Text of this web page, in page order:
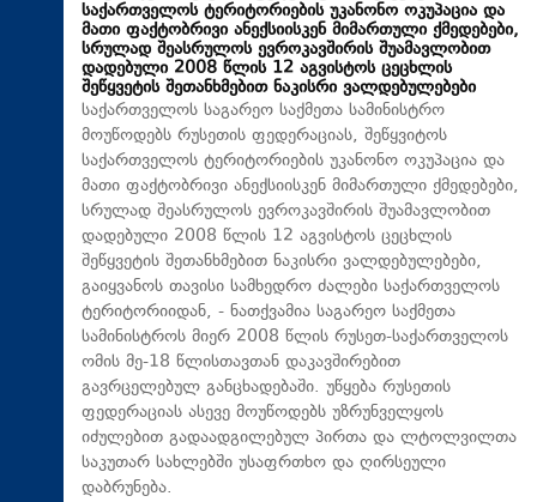
საქართველოს ტერიტორიების უკანონო ოკუპაცია და
მათი ფაქტობრივი ანექსიისკენ მიმართული ქმედებები,
სრულად შეასრულოს ევროკავშირის შუამავლობით
დადებული 2008 წლის 12 აგვისტოს ცეცხლის
შეწყვეტის შეთანხმებით ნაკისრი ვალდებულებები
საქართველოს საგარეო საქმეთა სამინისტრო
მოუწოდებს რუსეთის ფედერაციას, შეწყვიტოს
საქართველოს ტერიტორიების უკანონო ოკუპაცია და
მათი ფაქტობრივი ანექსიისკენ მიმართული ქმედებები,
სრულად შეასრულოს ევროკავშირის შუამავლობით
დადებული 2008 წლის 12 აგვისტოს ცეცხლის
შეწყვეტის შეთანხმებით ნაკისრი ვალდებულებები,
გაიყვანოს თავისი სამხედრო ძალები საქართველოს
ტერიტორიიდან, - ნათქვამია საგარეო საქმეთა
სამინისტროს მიერ 2008 წლის რუსეთ-საქართველოს
ომის მე-18 წლისთავთან დაკავშირებით
გავრცელებულ განცხადებაში. უწყება რუსეთის
ფედერაციას ასევე მოუწოდებს უზრუნველყოს
იძულებით გადაადგილებულ პირთა და ლტოლვილთა
საკუთარ სახლებში უსაფრთხო და ღირსეული
დაბრუნება.